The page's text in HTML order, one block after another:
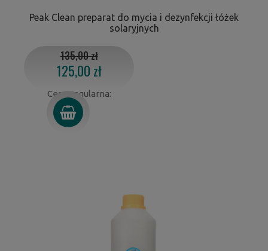
Peak Clean preparat do mycia i dezynfekcji łóżek
solaryjnych
125,00 zł
Cena regularna:
135,00 zł